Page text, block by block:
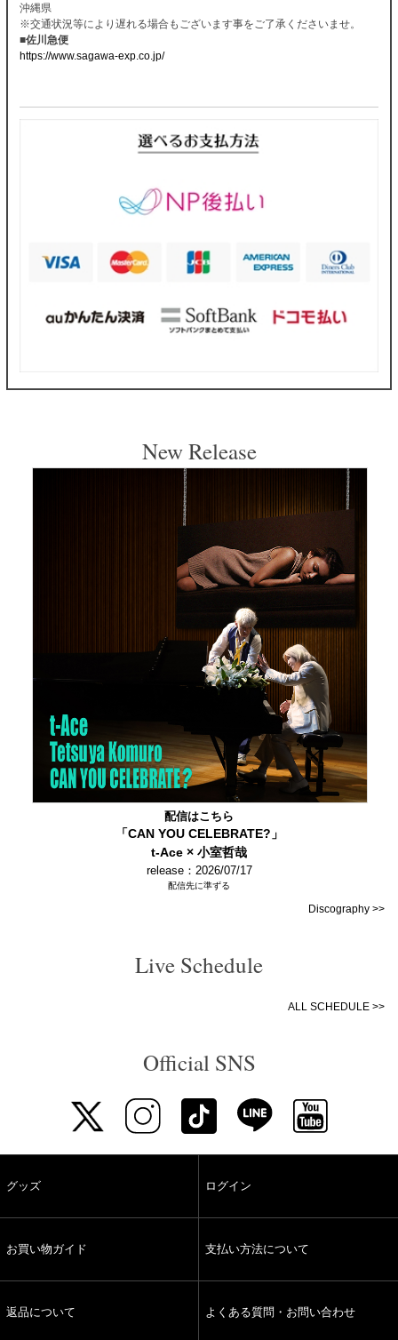
沖縄県
※交通状況等により遅れる場合もございます事をご了承くださいませ。
■佐川急便
https://www.sagawa-exp.co.jp/
New Release
配信はこちら
「CAN YOU CELEBRATE?」
t-Ace × 小室哲哉
release：2026/07/17
配信先に準ずる
Discography >>
Live Schedule
ALL SCHEDULE >>
Official SNS
グッズ ログイン
お買い物ガイド 支払い方法について
返品について よくある質問・お問い合わせ